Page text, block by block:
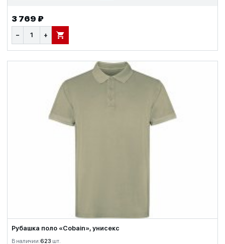
3 769 ₽
− + В КОРЗИНУ
Рубашка поло «Cobain», унисекс
В наличии:623 шт.